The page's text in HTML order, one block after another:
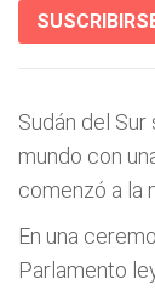
Sudán del
mundo con
comenzó a la
En una
Parlamento